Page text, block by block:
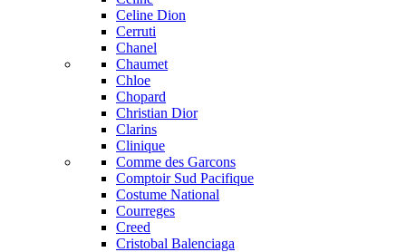
Celine Dion
Cerruti
Chanel
Chaumet
Chloe
Chopard
Christian Dior
Clarins
Clinique
Comme des Garcons
Comptoir Sud Pacifique
Costume National
Courreges
Creed
Cristobal Balenciaga